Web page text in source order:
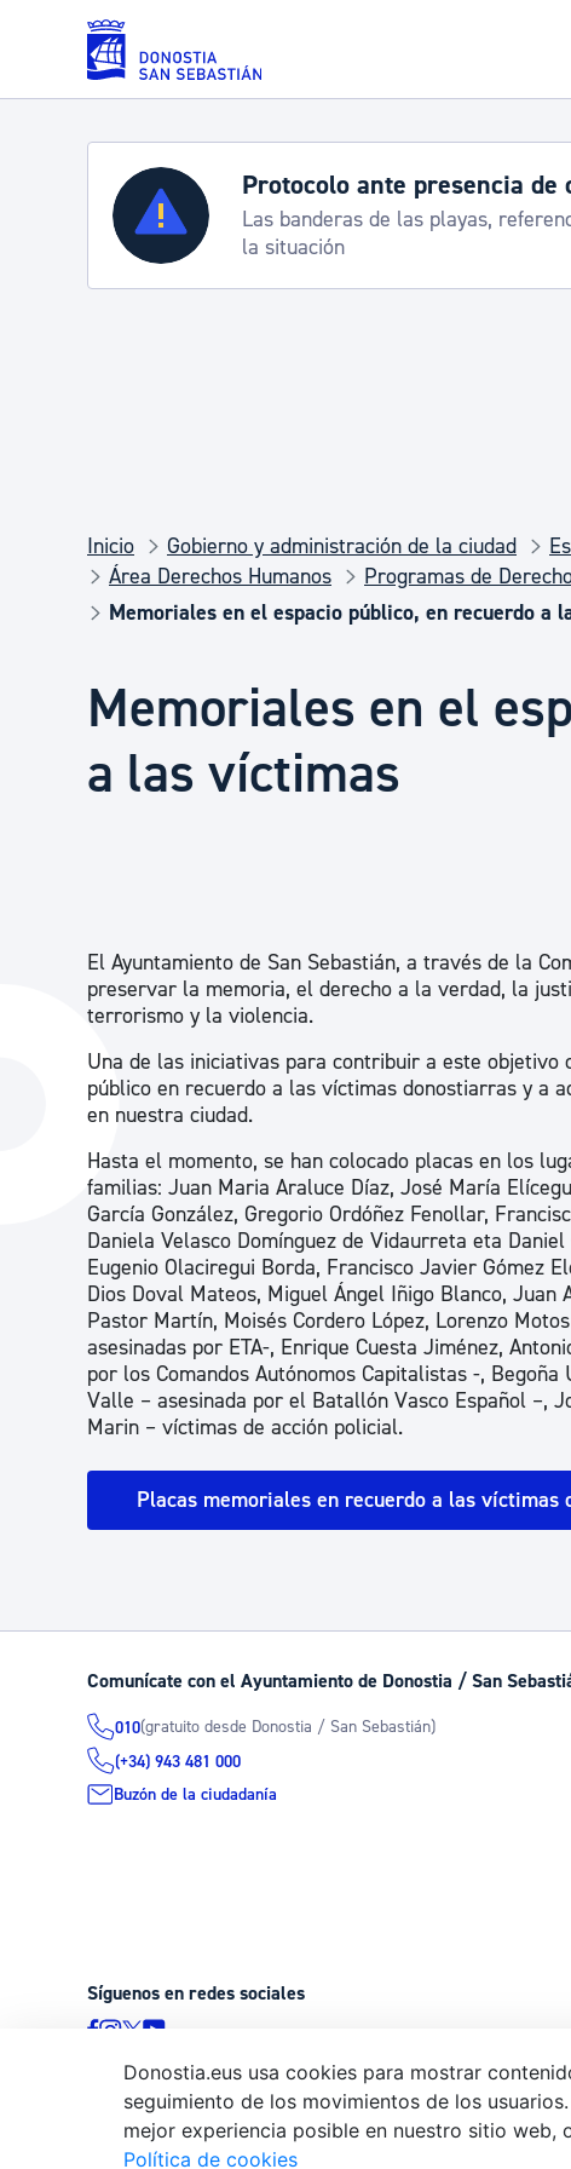
Saltar al contenido principal
Servicios
Padrón y asuntos personales
Seguridad ciudadana y emergencias
Infancia y juventud
La ciudad
La ciudad ahora
Descubre la ciudad
La ciudad futura
Actualidad
Noticias
Avisos
Agenda
Protocolo ante presencia de
Las banderas de las playas,
la situación
Inicio Gobierno y administración de la ciudad
Área Derechos Humanos
Programas de
Memoriales en el espacio público, en recuerdo a
Memoriales en el
a las víctimas
El Ayuntamiento de San Sebastián, a través de la
preservar la memoria, el derecho a la verdad, la
terrorismo y la violencia.
Una de las iniciativas para contribuir a este
público en recuerdo a las víctimas donostiarras y a
en nuestra ciudad.
Hasta el momento, se han colocado placas en los
familias: Juan Maria Araluce Díaz, José María
García González, Gregorio Ordóñez Fenollar,
Daniela Velasco Domínguez de Vidaurreta eta
Eugenio Olaciregui Borda, Francisco Javier Gómez
Dios Doval Mateos, Miguel Ángel Iñigo Blanco,
Pastor Martín, Moisés Cordero López, Lorenzo
asesinadas por ETA-, Enrique Cuesta Jiménez,
por los Comandos Autónomos Capitalistas -,
Valle – asesinada por el Batallón Vasco Español –,
Marin – víctimas de acción policial.
Placas memoriales en recuerdo a las
Comunícate con el Ayuntamiento de Donostia / San
010(gratuito desde Donostia / San Sebastián)
(+34) 943 481 000
Buzón de la ciudadanía
Síguenos en redes sociales
© Donostiako Udala - Ayuntamiento de Donostia / San Sebastián
20003 Donostia / San Sebastián
Donostia.eus usa cookies para mostrar
seguimiento de los movimientos de los
mejor experiencia posible en nuestro sitio web,
Política de cookies